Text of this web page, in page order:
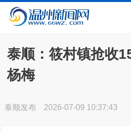
泰顺：筱村镇抢收
杨梅
泰顺发布 2026-07-09 10:37:43